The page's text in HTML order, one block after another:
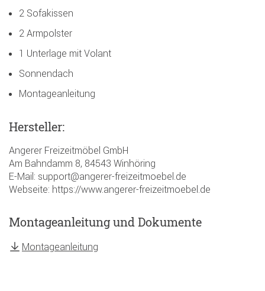
2 Sofakissen
2 Armpolster
1 Unterlage mit Volant
Sonnendach
Montageanleitung
Hersteller:
Angerer Freizeitmöbel GmbH
Am Bahndamm 8, 84543 Winhöring
E-Mail: support@angerer-freizeitmoebel.de
Webseite: https://www.angerer-freizeitmoebel.de
Montageanleitung und Dokumente
Montageanleitung